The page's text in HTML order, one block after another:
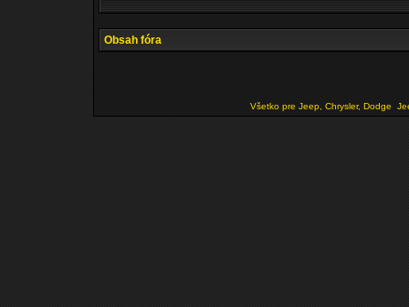
Obsah fóra
Všetko pre Jeep, Chrysler, Dodge